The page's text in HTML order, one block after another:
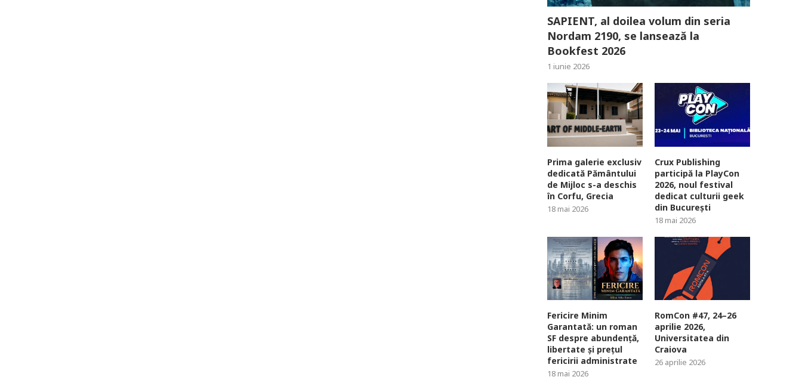
SAPIENT, al doilea volum din seria
Nordam 2190, se lansează la
Bookfest 2026
1 iunie 2026
Prima galerie exclusiv
dedicată Pământului
de Mijloc s-a deschis
în Corfu, Grecia
18 mai 2026
Crux Publishing
participă la PlayCon
2026, noul festival
dedicat culturii geek
din București
18 mai 2026
Fericire Minim
Garantată: un roman
SF despre abundență,
libertate și prețul
fericirii administrate
18 mai 2026
RomCon #47, 24–26
aprilie 2026,
Universitatea din
Craiova
26 aprilie 2026